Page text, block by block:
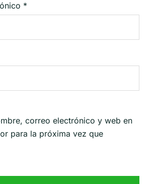
*
correo electrónico y web en
para la próxima vez que